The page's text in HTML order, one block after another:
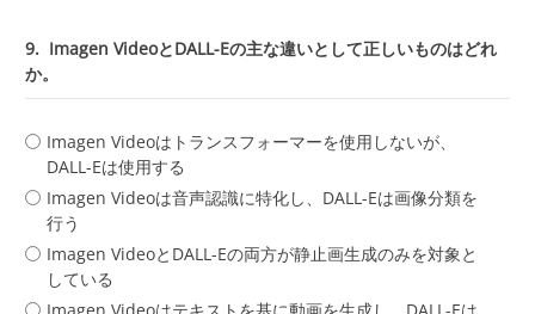
9. Imagen VideoとDALL-Eの主な違いとして正しいものはどれ
か。
Imagen Videoはトランスフォーマーを使用しないが、
DALL-Eは使用する
Imagen Videoは音声認識に特化し、DALL-Eは画像分類を
行う
Imagen VideoとDALL-Eの両方が静止画生成のみを対象と
している